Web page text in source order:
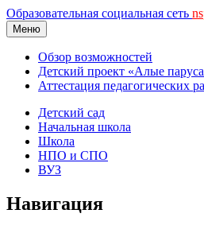
Образовательная социальная сеть ns
Меню
Обзор возможностей
Детский проект «Алые
Аттестация педагогических
Детский сад
Начальная школа
Школа
НПО и СПО
ВУЗ
Навигация